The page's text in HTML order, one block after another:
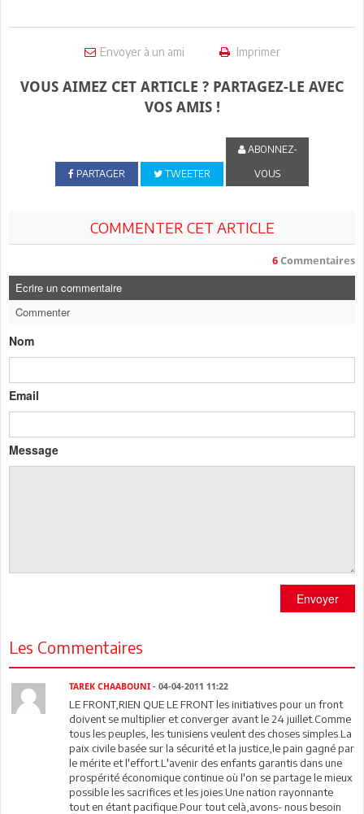
Envoyer à un ami Imprimer
VOUS AIMEZ CET ARTICLE ? PARTAGEZ-LE AVEC
VOS AMIS !
PARTAGER TWEETER
ABONNEZ-
VOUS
COMMENTER CET ARTICLE
6 Commentaires
Ecrire un commentaire
Commenter
Nom
Email
Message
Envoyer
Les Commentaires
TAREK CHAABOUNI - 04-04-2011 11:22
LE FRONT,RIEN QUE LE FRONT les initiatives pour un front
doivent se multiplier et converger avant le 24 juillet.Comme
tous les peuples, les tunisiens veulent des choses simples.La
paix civile basée sur la sécurité et la justice,le pain gagné par
le mérite et l'effort.L'avenir des enfants garantis dans une
prospérité économique continue où l'on se partage le mieux
possible les sacrifices et les joies.Une nation rayonnante
tout en étant pacifique.Pour tout celà,avons- nous besoin